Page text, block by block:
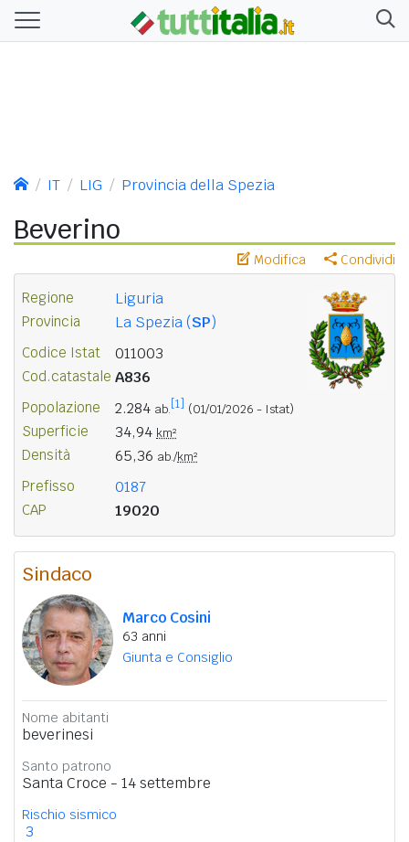
IT LIG Provincia della Spezia
Beverino
Modifica Condividi
Regione Liguria
Provincia La Spezia (SP)
Codice Istat 011003
Cod.catastale A836
Popolazione 2.284 ab. [1] (01/01/2026 - Istat)
Superficie 34,94 km²
Densità 65,36 ab./km²
Prefisso 0187
CAP 19020
Sindaco
Marco Cosini
63 anni
Giunta e Consiglio
Nome abitanti
beverinesi
Santo patrono
Santa Croce - 14 settembre
Rischio sismico
3